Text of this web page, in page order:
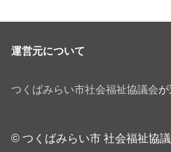
運営元について
つくばみらい市社会福祉協議会が
© つくばみらい市 社会福祉協